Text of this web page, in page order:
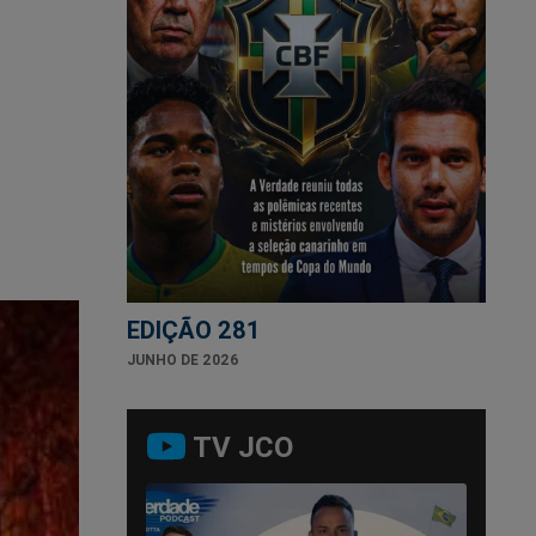
EDIÇÃO 281
JUNHO DE 2026
TV JCO